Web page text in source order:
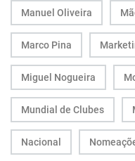
Manuel Oliveira
Marco Pina
Miguel Nogueira
Mundial de Clubes
Nacional